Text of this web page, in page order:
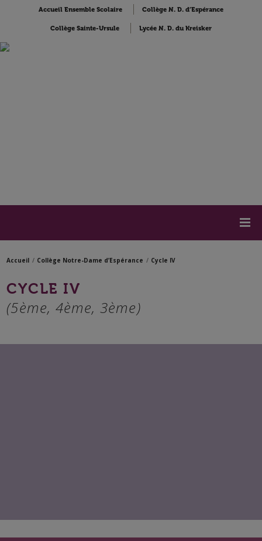
Accueil Ensemble Scolaire Collège N. D. d’Espérance
Collège Sainte-Ursule Lycée N. D. du Kreisker
Accueil Collège Notre-Dame d’Espérance Cycle IV
CYCLE IV
(5ème, 4ème, 3ème)